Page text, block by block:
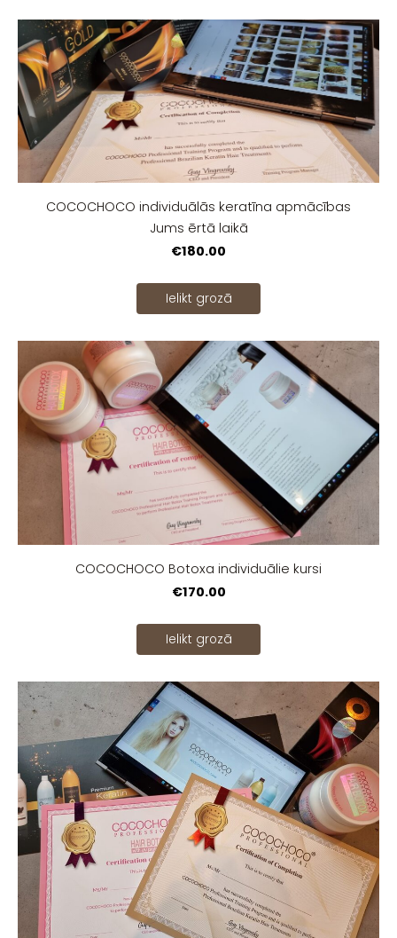
COCOCHOCO individuālās keratīna apmācības
Jums ērtā laikā
€180.00
Ielikt grozā
COCOCHOCO Botoxa individuālie kursi
€170.00
Ielikt grozā